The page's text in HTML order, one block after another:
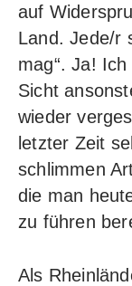
auf
Land. Jede/r
mag“. Ja!
Sicht
wieder
letzter Zeit
schlimmen
die man
zu führen
Als